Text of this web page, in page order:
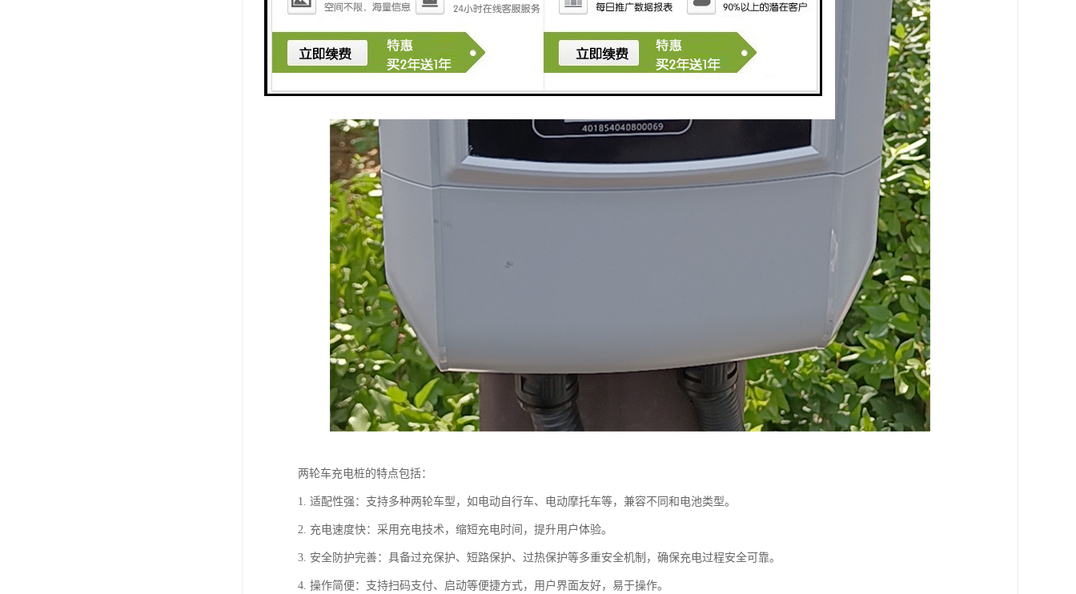
两轮车充电桩的特点包括：
1. 适配性强：支持多种两轮车型，如电动自行车、电动摩托车等，兼容不同和电池类型。
2. 充电速度快：采用充电技术，缩短充电时间，提升用户体验。
3. 安全防护完善：具备过充保护、短路保护、过热保护等多重安全机制，确保充电过程安全可靠。
4. 操作简便：支持扫码支付、启动等便捷方式，用户界面友好，易于操作。